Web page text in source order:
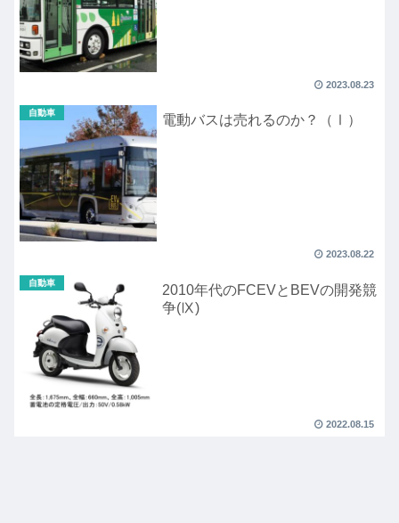
2023.08.23
自動車 電動バスは売れるのか？（Ⅰ）
2023.08.22
自動車
2010年代のFCEVとBEVの開発競
争(Ⅸ)
2022.08.15